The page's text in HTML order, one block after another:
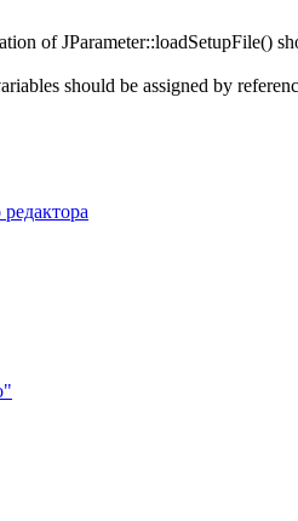
of JParameter::loadSetupFile()
should be assigned by